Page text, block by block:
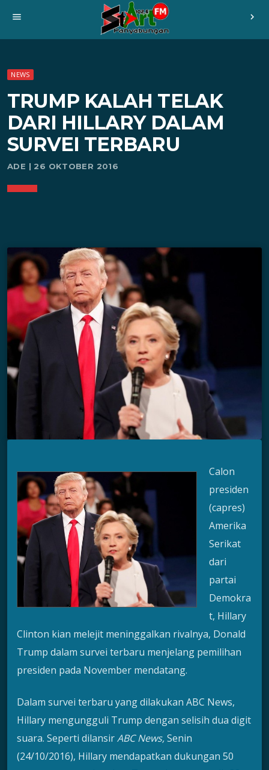
menu chevron_right
NEWS
TRUMP KALAH TELAK
DARI HILLARY DALAM
SURVEI TERBARU
ADE | 26 OKTOBER 2016
Calon
presiden
(capres)
Amerika
Serikat
dari
partai
Demokra
t, Hillary
Clinton kian melejit meninggalkan rivalnya, Donald
Trump dalam survei terbaru menjelang pemilihan
presiden pada November mendatang.
Dalam survei terbaru yang dilakukan ABC News,
Hillary mengungguli Trump dengan selisih dua digit
suara. Seperti dilansirABC News,Senin
(24/10/2016), Hillary mendapatkan dukungan 50